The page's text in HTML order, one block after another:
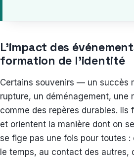
L’impact des
formation de l’identité
Certains souvenirs — un succès
rupture, un déménagement,
comme des repères durables.
et orientent la manière dont on
se fige pas une fois pour toutes
le temps, au contact des autres,